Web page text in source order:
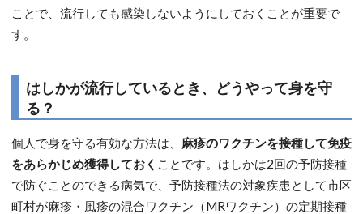
ことで、流行しても感染しないようにしておくことが重要で
す。
はしかが流行しているとき、どうやって身を守
る？
個人で身を守る有効な方法は、 麻疹のワクチンを接種して免疫
をあらかじめ獲得しておく ことです。はしかは2回の予防接種
で防ぐことのできる病気で、予防接種法の対象疾患として市区
町村が麻疹・風疹の混合ワクチン（MRワクチン）の定期接種